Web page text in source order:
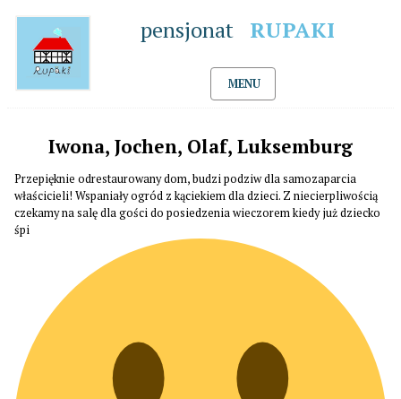
pensjonat RUPAKI
MENU
Iwona, Jochen, Olaf, Luksemburg
Przepięknie odrestaurowany dom, budzi podziw dla samozaparcia
właścicieli! Wspaniały ogród z kąciekiem dla dzieci. Z niecierpliwością
czekamy na salę dla gości do posiedzenia wieczorem kiedy już dziecko
śpi